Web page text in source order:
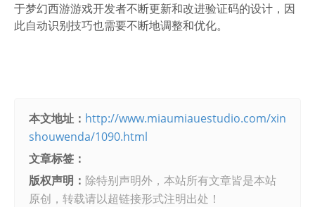
于梦幻西游游戏开发者不断更新和改进验证码的设计，因
此自动识别技巧也需要不断地调整和优化。
本文地址： http://www.miaumiauestudio.com/xin
shouwenda/1090.html
文章标签：
版权声明： 除特别声明外，本站所有文章皆是本站
原创，转载请以超链接形式注明出处！